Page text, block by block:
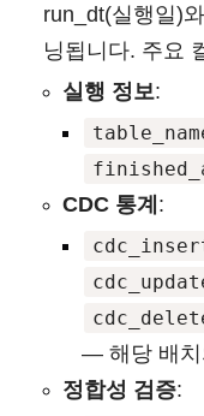
run_dt(실행일)와
닝됩니다. 주요
실행 정보:
CDC 통계 :
— 해당 배치
정합성 검증: